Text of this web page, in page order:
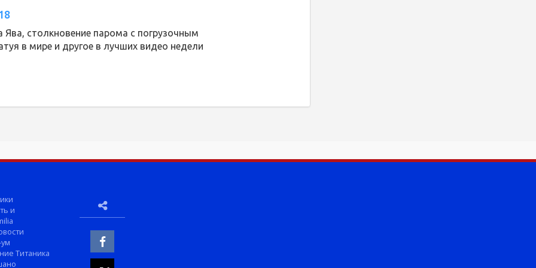
Ява, столкновение парома с погрузочным
в мире и другое в лучших видео недели
и
Титаника